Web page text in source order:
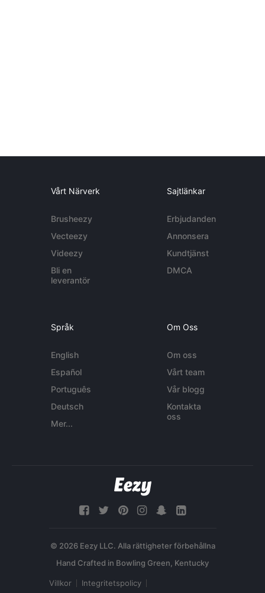
Vårt Närverk
Brusheezy
Vecteezy
Videezy
Bli en
leverantör
Sajtlänkar
Erbjudanden
Annonsera
Kundtjänst
DMCA
Språk
English
Español
Português
Deutsch
Mer...
Om Oss
Om oss
Vårt team
Vår blogg
Kontakta
oss
© 2026 Eezy LLC. Alla rättigheter förbehållna
Villkor Integritetspolicy